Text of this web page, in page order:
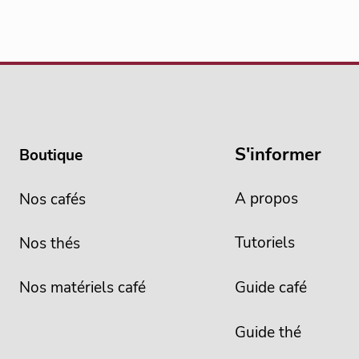
Boutique
Nos cafés
Nos thés
Nos matériels café
S'informer
A propos
Tutoriels
Guide café
Guide thé